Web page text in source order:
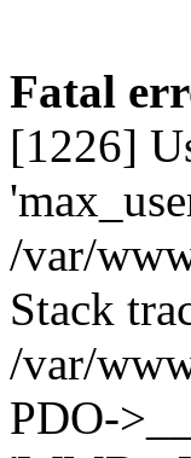
Fatal
[1226]
/var/
Stack
/var/
PDO-